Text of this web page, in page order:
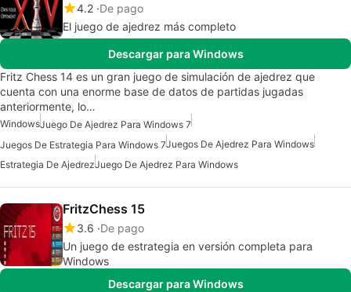
4.2 De pago
El juego de ajedrez más completo
Descargar para Windows
Fritz Chess 14 es un gran juego de simulación de ajedrez que
cuenta con una enorme base de datos de partidas jugadas
anteriormente, lo…
WindowsJuego De Ajedrez Para Windows 7
Juegos De Estrategia Para Windows 7Juegos De Ajedrez Para Windows
Estrategia De AjedrezJuego De Ajedrez Para Windows
FritzChess 15
3.6 De pago
Un juego de estrategia en versión completa para
Windows
Descargar para Windows